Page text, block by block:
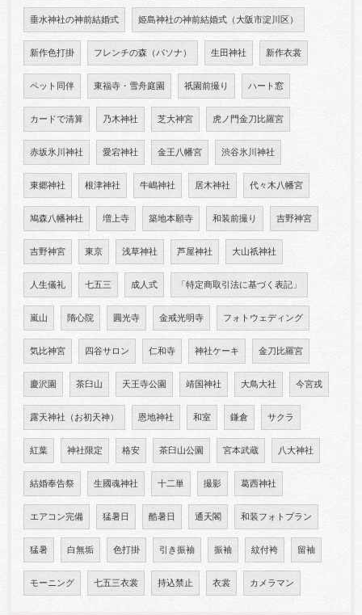
垂水神社の神前結婚式 姫島神社の神前結婚式（大阪市淀川区）
新作色打掛 フレンチの森（パソナ） 生田神社 新作衣裳
ペット同伴 東福寺・雪舟庭園 祇園前撮り ハート窓
カードで清算 乃木神社 芝大神宮 虎ノ門金刀比羅宮
赤坂氷川神社 愛宕神社 金王八幡宮 渋谷氷川神社
東郷神社 根津神社 牛嶋神社 居木神社 代々木八幡宮
鳩森八幡神社 増上寺 築地本願寺 和装前撮り 吉野神宮
吉野神宮 東京 浅草神社 芦屋神社 大山祇神社
人生儀礼 七五三 成人式 「特定商取引法に基づく表記」
嵐山 隋心院 圓光寺 金戒光明寺 フォトウェディング
気比神宮 四谷サロン 仁和寺 神社ケーキ 金刀比羅宮
慶沢園 茶臼山 天王寺公園 靖国神社 大鳥大社 今宮戎
露天神社（お初天神） 恩地神社 和室 鎌倉 サクラ
紅葉 神社限定 格安 茶臼山公園 宮本武蔵 八大神社
結婚奉告祭 生國魂神社 十二単 撮影 葛西神社
エアコン完備 猛暑日 酷暑日 通天閣 和装フォトプラン
猛暑 白無垢 色打掛 引き振袖 振袖 紋付袴 留袖
モーニング 七五三衣裳 持込禁止 衣裳 カメラマン